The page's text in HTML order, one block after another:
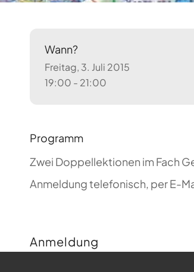
Wann?
Freitag, 3. Juli 2015
19:00 - 21:00
Programm
Zwei Doppellektionen im Fach
Anmeldung telefonisch, per E-
Anmeldung